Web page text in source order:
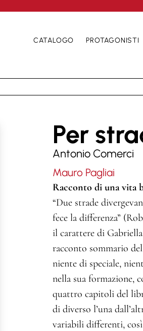
CATALOGO PROTAGONISTI
Per
Antonio Comerci
Mauro Pagliai
Racconto di una vita
“Due strade
fece la differenza”
il carattere di
racconto sommario
niente di speciale,
nella sua formazione,
quattro capitoli del
di diverso l’una
variabili differenti, così